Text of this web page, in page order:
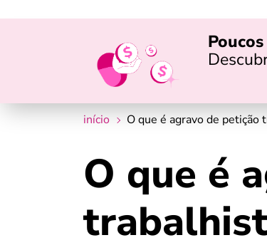
início O que é agravo de petição
O que é